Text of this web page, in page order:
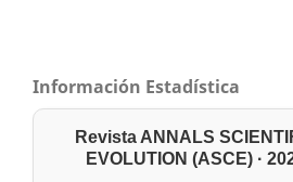
Información Estadística
Revista ANNALS
EVOLUTION (ASCE) ·